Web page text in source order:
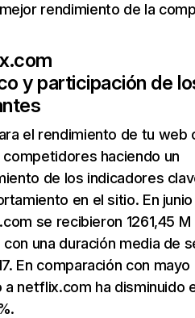
rendimiento de la
y participación de
el rendimiento de tu web
competidores haciendo un
de los indicadores
en el sitio. En junio
se recibieron 1261,45 M
una duración media de
En comparación con mayo
netflix.com ha disminuido